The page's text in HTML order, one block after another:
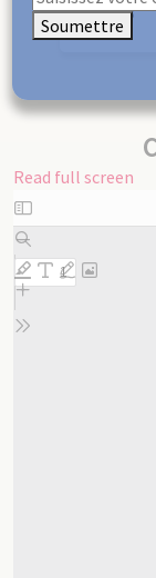
1953
Read full screen
Skip
to
PDF
content
Soumettre